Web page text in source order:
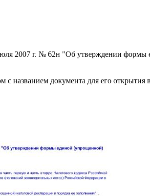
2007 г. № 62н "Об утверждении
с названием документа для его открытия